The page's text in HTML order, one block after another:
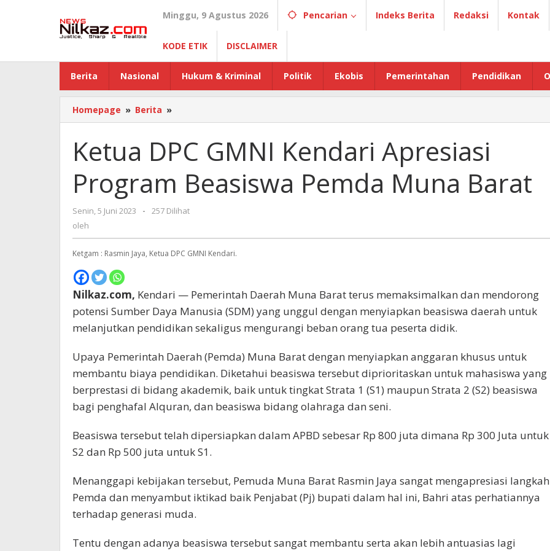
Minggu, 9 Agustus 2026 Pencarian Indeks Berita Redaksi Kontak
KODE ETIK DISCLAIMER
Berita Nasional Hukum & Kriminal Politik Ekobis Pemerintahan Pendidikan
Homepage » Berita »
DPC
Kendari
Apresiasi
Program
Beasiswa
Muna
Ketua DPC GMNI Kendari Apresiasi
Program Beasiswa Pemda Muna Barat
Senin, 5 Juni 2023 oleh
-
257 Dilihat
oleh
Ketgam : Rasmin Jaya, Ketua DPC GMNI Kendari.
Nilkaz.com, Kendari — Pemerintah Daerah Muna Barat terus memaksimalkan dan mendorong
potensi Sumber Daya Manusia (SDM) yang unggul dengan menyiapkan beasiswa daerah untuk
melanjutkan pendidikan sekaligus mengurangi beban orang tua peserta didik.
Upaya Pemerintah Daerah (Pemda) Muna Barat dengan menyiapkan anggaran khusus untuk
membantu biaya pendidikan. Diketahui beasiswa tersebut diprioritaskan untuk mahasiswa yang
berprestasi di bidang akademik, baik untuk tingkat Strata 1 (S1) maupun Strata 2 (S2) beasiswa
bagi penghafal Alquran, dan beasiswa bidang olahraga dan seni.
Beasiswa tersebut telah dipersiapkan dalam APBD sebesar Rp 800 juta dimana Rp 300 Juta untuk
S2 dan Rp 500 juta untuk S1.
Menanggapi kebijakan tersebut, Pemuda Muna Barat Rasmin Jaya sangat mengapresiasi langkah
Pemda dan menyambut iktikad baik Penjabat (Pj) bupati dalam hal ini, Bahri atas perhatiannya
terhadap generasi muda.
Tentu dengan adanya beasiswa tersebut sangat membantu serta akan lebih antuasias lagi